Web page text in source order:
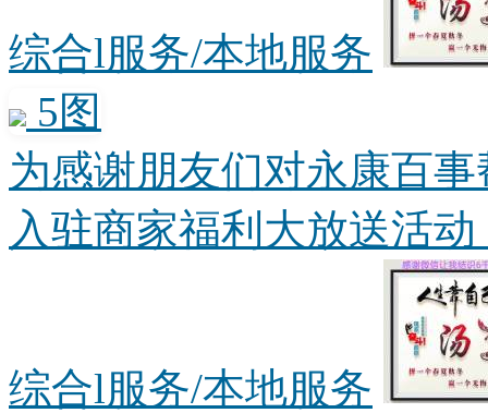
综合l服务/本地服务
5图
为感谢朋友们对永康百
入驻商家福利大放送活动
综合l服务/本地服务